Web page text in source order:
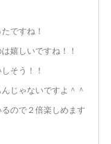
ですね！
嬉しいですね！！
そう！！
じゃないですよ＾＾
ので２倍楽しめます